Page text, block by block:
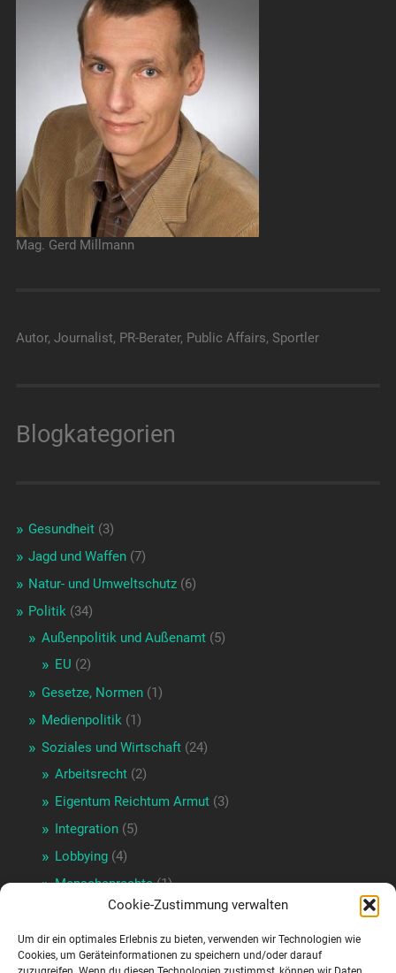
Cookie-Zustimmung verwalten
Um dir ein optimales Erlebnis zu bieten, verwenden wir Technologien wie
Cookies, um Geräteinformationen zu speichern und/oder darauf
Mag. Gerd Millmann
Autor, Journalist, PR-Berater, Public Affairs, Sportler
Blogkategorien
Gesundheit(3)
Jagd und Waffen(7)
Natur- und Umweltschutz(6)
Politik(34)
Außenpolitik und Außenamt(5)
EU (2)
Gesetze, Normen(1)
Medienpolitik(1)
Soziales und Wirtschaft(24)
Arbeitsrecht(2)
Eigentum Reichtum Armut(3)
Integration(5)
Lobbying(4)
Menschenrechte(1)
Wirtschaftspolitik(17)
Verkehrspolitik(3)
Wienpolitik (16)